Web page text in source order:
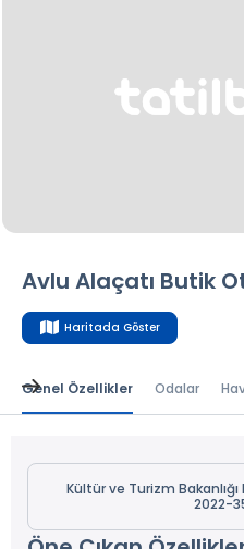
Avlu Alaçatı Butik
Haritada Göster
Genel Özellikler Odalar
Kültür ve Turizm
2022-